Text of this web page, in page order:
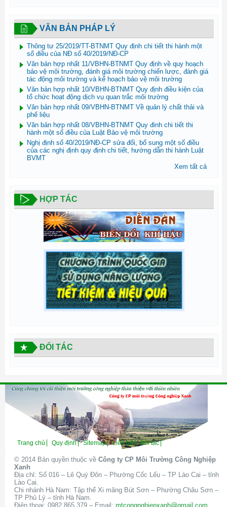
VĂN BẢN PHÁP LÝ
Thông tư 25/2019/TT-BTNMT Quy định chi tiết thi hành một
số điều của NĐ số 40/2019/NĐ-CP
Văn bản hợp nhất 11/VBHN-BTNMT Quy định về quy hoạch
bảo vệ môi trường, đánh giá môi trường chiến lược, đánh giá
tác động môi trường và kế hoạch bảo vệ môi trường
Văn bản hợp nhất 10/VBHN-BTNMT Quy định điều kiện của
tổ chức hoạt động dịch vụ quan trắc môi trường
Văn bản hợp nhất 09/VBHN-BTNMT Về quản lý chất thải và
phế liệu
Văn bản hợp nhất 08/VBHN-BTNMT Quy đinh chi tiết thi
hành một số điều của Luật Bảo vệ môi trường
Nghị định số 40/2019/NĐ-CP sửa đổi, bổ sung một số điều
của các nghị định quy định chi tiết, hướng dẫn thi hành Luật
BVMT
Xem tất cả
HỢP TÁC
ĐỐI TÁC
Trang chủ Quy định Sitemap Liên hệ Đối tác
© 2014 Bản quyền thuộc về Công ty CP Môi Trường Công Nghiệp
Xanh
Địa chỉ: Số 016 – Lê Quý Đôn – Phường Cốc Lếu – TP Lào Cai – tỉnh
Lào Cai.
Chi nhánh Hà Nam: Tập thể Xi măng Bút Sơn – Phường Châu Sơn –
TP Phủ Lý – tỉnh Hà Nam.
Điện thoại: 0982 865 379 – Email: mtcongnghiepxanh@gmail.com